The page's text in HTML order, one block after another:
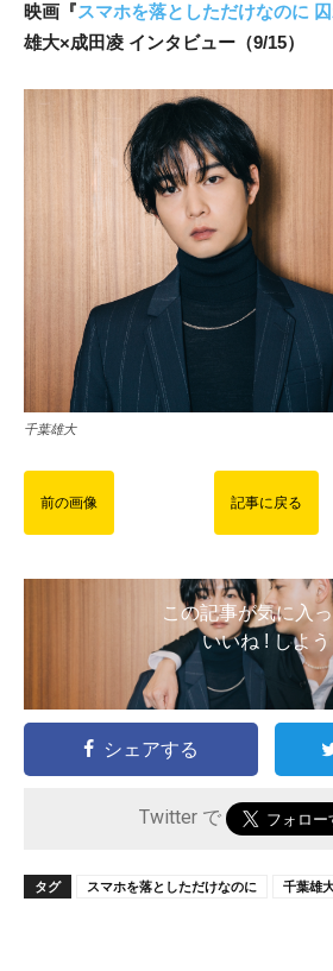
映画『スマホを落としただけなのに
雄大×成田凌 インタビュー（9/15）
千葉雄大
前の画像 記事に戻る
この記事が気に入
いいね ! しよう
シェアする
Twitter で
タグ スマホを落としただけなのに 千葉雄